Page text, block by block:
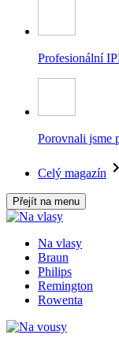
Profesionální
Porovnali jsme
Celý magazín
Přejít na menu
Na vlasy
Braun
Philips
Remington
Rowenta